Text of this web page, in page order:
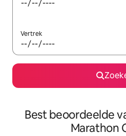
Vertrek
Best beoordeelde
Marathon